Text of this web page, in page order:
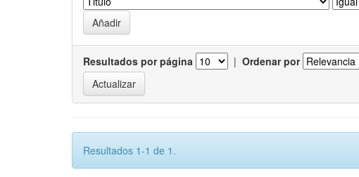
Resultados por página | Ordenar por
Resultados 1-1 de 1.